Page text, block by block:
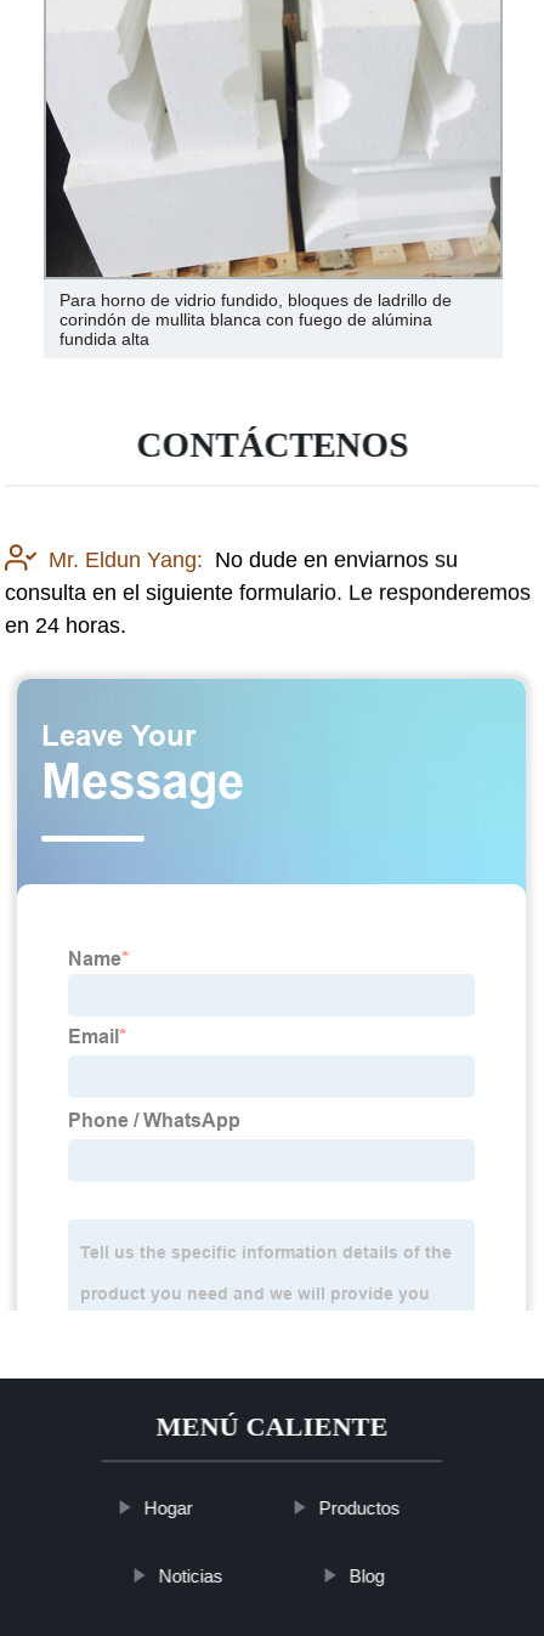
Para horno de vidrio fundido, bloques de ladrillo de
corindón de mullita blanca con fuego de alúmina
fundida alta
CONTÁCTENOS
Mr. Eldun Yang: No dude en enviarnos su
consulta en el siguiente formulario. Le responderemos
en 24 horas.
MENÚ CALIENTE
Hogar Productos
Noticias Blog